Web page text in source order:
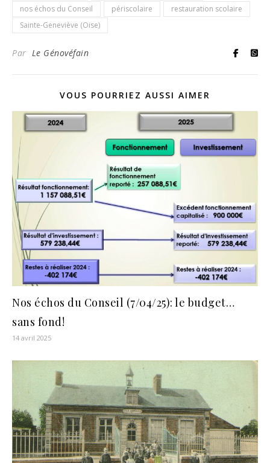
nos échos du Conseil
périscolaire
restauration scolaire
Sainte-Geneviève (Oise)
Par Le Génovéfain
VOUS POURRIEZ AUSSI AIMER
Nos échos du Conseil (7/04/25): le budget…
sans fond!
14 avril 2025